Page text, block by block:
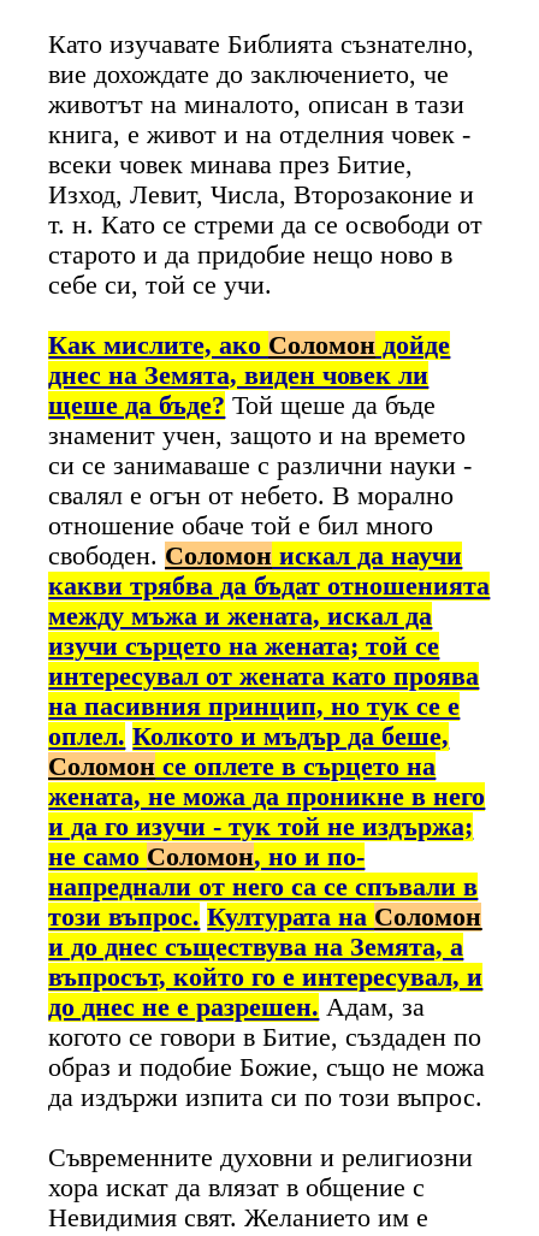
Като изучавате Библията съзнателно,
вие дохождате до заключението, че
животът на миналото, описан в тази
книга, е живот и на отделния човек -
всеки човек минава през Битие,
Изход, Левит, Числа, Второзаконие и
т. н. Като се стреми да се освободи от
старото и да придобие нещо ново в
себе си, той се учи.
Как мислите, ако Соломон дойде
днес на Земята, виден човек ли
щеше да бъде? Той щеше да бъде
знаменит учен, защото и на времето
си се занимаваше с различни науки -
свалял е огън от небето. В морално
отношение обаче той е бил много
свободен. Соломон искал да научи
какви трябва да бъдат отношенията
между мъжа и жената, искал да
изучи сърцето на жената; той се
интересувал от жената като проява
на пасивния принцип, но тук се е
оплел. Колкото и мъдър да беше,
Соломон се оплете в сърцето на
жената, не можа да проникне в него
и да го изучи - тук той не издържа;
не само Соломон, но и по-
напреднали от него са се спъвали в
този въпрос. Културата на Соломон
и до днес съществува на Земята, а
въпросът, който го е интересувал, и
до днес не е разрешен. Адам, за
когото се говори в Битие, създаден по
образ и подобие Божие, също не можа
да издържи изпита си по този въпрос.
Съвременните духовни и религиозни
хора искат да влязат в общение с
Невидимия свят. Желанието им е